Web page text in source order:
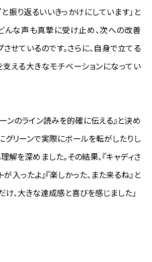
振り返るいいきっかけにしています」と
んな声も真摯に受け止め、次への改善
せているのです。さらに、自身で立てる
える大きなモチベーションになってい
リーンのライン読みを的確に伝える』と決め
グリーンで実際にボールを転がしたりし
解を深めました。その結果、『キャディさ
入ったよ』『楽しかった、また来るね』と
け、大きな達成感と喜びを感じました」